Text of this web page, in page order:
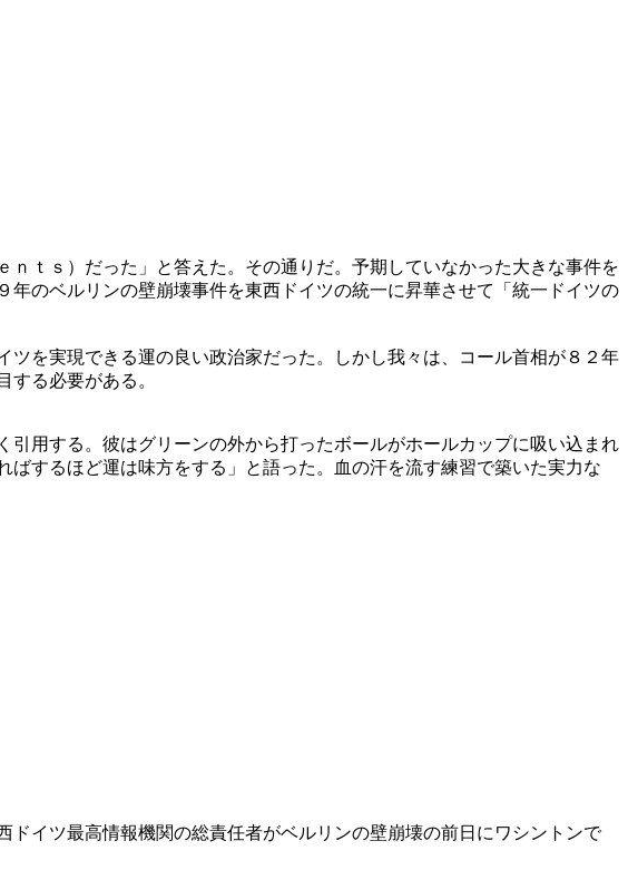
ｔｓ）だった」と答えた。その通りだ。予期していなかった大きな事件を
のベルリンの壁崩壊事件を東西ドイツの統一に昇華させて「統一ドイツの
を実現できる運の良い政治家だった。しかし我々は、コール首相が８２年
る必要がある。
用する。彼はグリーンの外から打ったボールがホールカップに吸い込まれ
するほど運は味方をする」と語った。血の汗を流す練習で築いた実力な
イツ最高情報機関の総責任者がベルリンの壁崩壊の前日にワシントンで